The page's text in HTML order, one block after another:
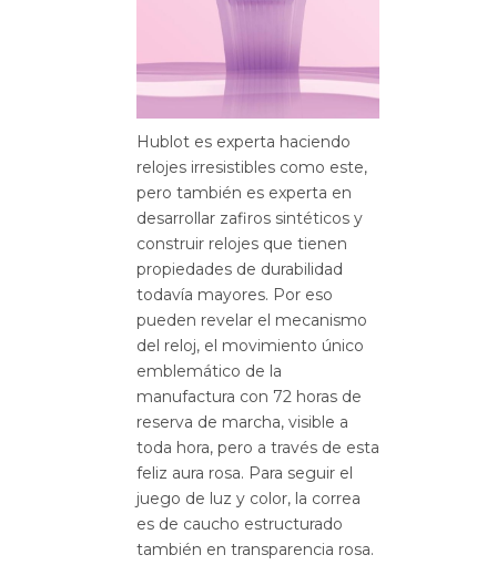
Hublot es experta haciendo
relojes irresistibles como este,
pero también es experta en
desarrollar zafiros sintéticos y
construir relojes que tienen
propiedades de durabilidad
todavía mayores. Por eso
pueden revelar el mecanismo
del reloj, el movimiento único
emblemático de la
manufactura con 72 horas de
reserva de marcha, visible a
toda hora, pero a través de esta
feliz aura rosa. Para seguir el
juego de luz y color, la correa
es de caucho estructurado
también en transparencia rosa.